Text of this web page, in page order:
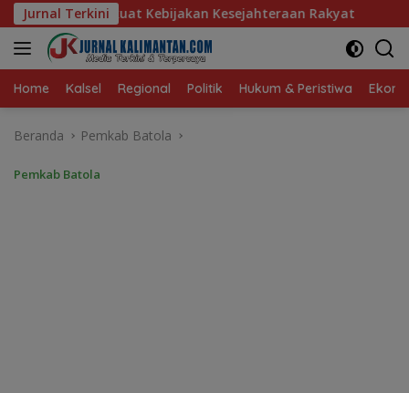
Langsung
ke
konten
Jurnal Terkini
Kesejahteraan Rakyat Baru 10 Persen, Aktivasi
Home Kalsel Regional Politik Hukum & Peristiwa
Beranda Pemkab Batola
Pemkab Batola